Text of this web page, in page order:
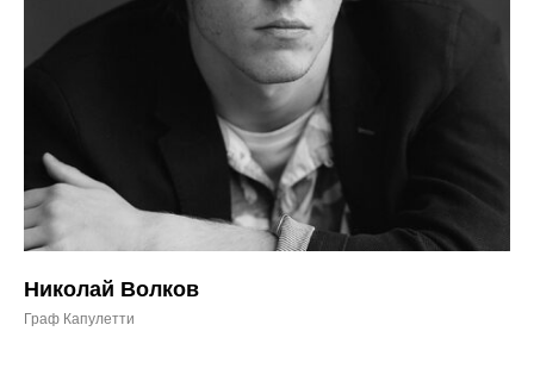
Николай Волков
Граф Капулетти